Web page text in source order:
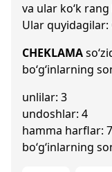
va ular ko‘k
Ular quyidagilar:
CHEKLAMA
bo‘g‘inlarning
unlilar: 3
undoshlar: 4
hamma harflar: 7
bo‘g‘inlarning